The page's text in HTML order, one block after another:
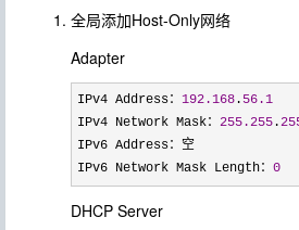
全局添加Host-Only网络
Adapter
IPv4 Address： 192.168 . 56.1
IPv4 Network Mask： 255.255 .
IPv6 Address：空
IPv6 Network Mask Length： 0
DHCP Server